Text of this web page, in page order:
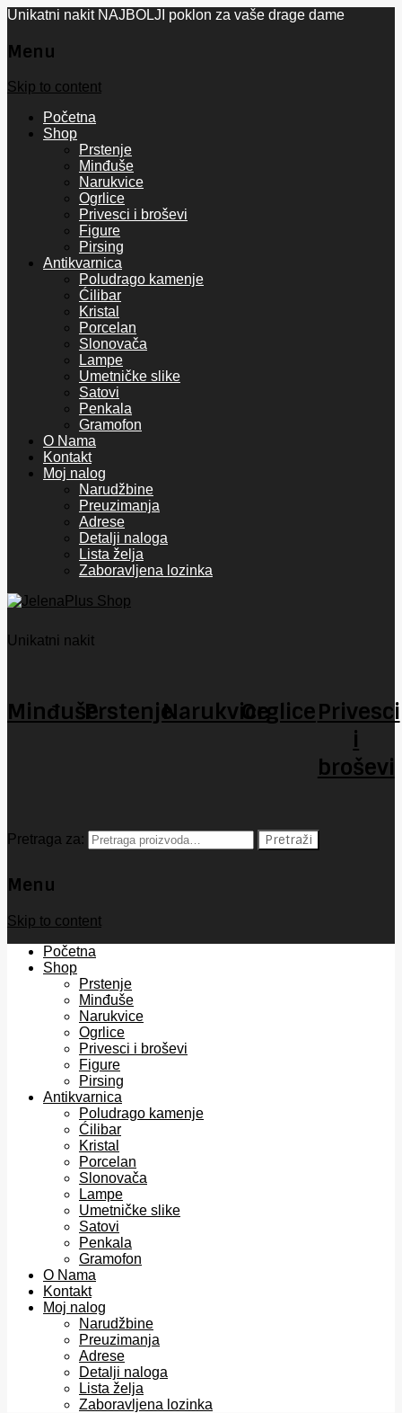
Unikatni nakit NAJBOLJI poklon za vaše drage dame
Menu
Skip to content
Početna
Shop
Prstenje
Minđuše
Narukvice
Ogrlice
Privesci i broševi
Figure
Pirsing
Antikvarnica
Poludrago kamenje
Ćilibar
Kristal
Porcelan
Slonovača
Lampe
Umetničke slike
Satovi
Penkala
Gramofon
O Nama
Kontakt
Moj nalog
Narudžbine
Preuzimanja
Adrese
Detalji naloga
Lista želja
Zaboravljena lozinka
Unikatni nakit
MinđušePrstenjeNarukviceOrglicePrivesci
i
broševi
Pretraga za: Pretraži
Menu
Skip to content
Početna
Shop
Prstenje
Minđuše
Narukvice
Ogrlice
Privesci i broševi
Figure
Pirsing
Antikvarnica
Poludrago kamenje
Ćilibar
Kristal
Porcelan
Slonovača
Lampe
Umetničke slike
Satovi
Penkala
Gramofon
O Nama
Kontakt
Moj nalog
Narudžbine
Preuzimanja
Adrese
Detalji naloga
Lista želja
Zaboravljena lozinka